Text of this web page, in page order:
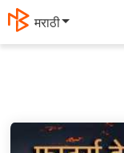
मराठी